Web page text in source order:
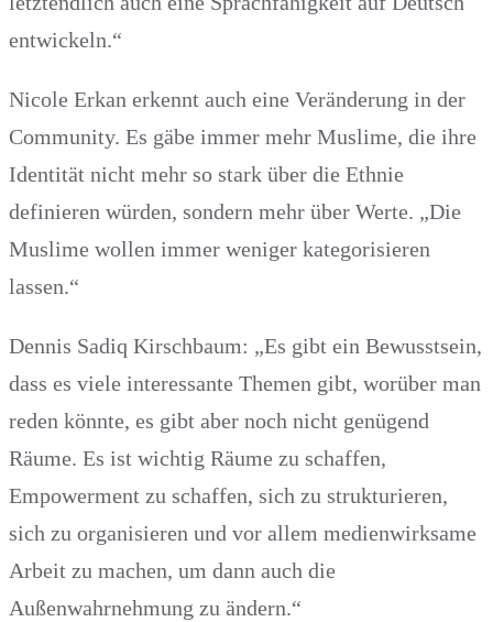
entwickeln.“
Nicole Erkan erkennt auch eine Veränderung in der
Community. Es gäbe immer mehr Muslime, die ihre
Identität nicht mehr so stark über die Ethnie
definieren würden, sondern mehr über Werte. „Die
Muslime wollen immer weniger kategorisieren
lassen.“
Dennis Sadiq Kirschbaum: „Es gibt ein Bewusstsein,
dass es viele interessante Themen gibt, worüber man
reden könnte, es gibt aber noch nicht genügend
Räume. Es ist wichtig Räume zu schaffen,
Empowerment zu schaffen, sich zu strukturieren,
sich zu organisieren und vor allem medienwirksame
Arbeit zu machen, um dann auch die
Außenwahrnehmung zu ändern.“